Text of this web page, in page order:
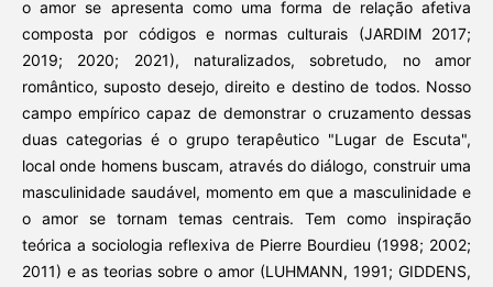
o amor se apresenta como uma forma de relação afetiva
composta por códigos e normas culturais (JARDIM 2017;
2019; 2020; 2021), naturalizados, sobretudo, no amor
romântico, suposto desejo, direito e destino de todos. Nosso
campo empírico capaz de demonstrar o cruzamento dessas
duas categorias é o grupo terapêutico "Lugar de Escuta",
local onde homens buscam, através do diálogo, construir uma
masculinidade saudável, momento em que a masculinidade e
o amor se tornam temas centrais. Tem como inspiração
teórica a sociologia reflexiva de Pierre Bourdieu (1998; 2002;
2011) e as teorias sobre o amor (LUHMANN, 1991; GIDDENS,